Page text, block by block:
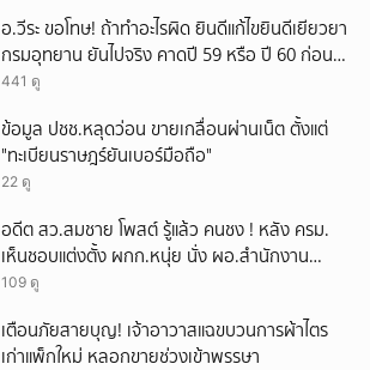
อ.วีระ ขอโทษ! ถ้าทำอะไรผิด ยินดีแก้ไขยินดีเยียวยา
กรมอุทยาน ยันไปจริง คาดปี 59 หรือ ปี 60 ก่อน
ปิดให้พัก
441 ดู
ข้อมูล ปชช.หลุดว่อน ขายเกลื่อนผ่านเน็ต ตั้งแต่
"ทะเบียนราษฎร์ยันเบอร์มือถือ"
22 ดู
อดีต สว.สมชาย โพสต์ รู้แล้ว คนชง ! หลัง ครม.
เห็นชอบแต่งตั้ง ผกก.หนุ่ย นั่ง ผอ.สำนักงาน
ป.ย.ป.
109 ดู
เตือนภัยสายบุญ! เจ้าอาวาสแฉขบวนการผ้าไตร
เก่าแพ็กใหม่ หลอกขายช่วงเข้าพรรษา